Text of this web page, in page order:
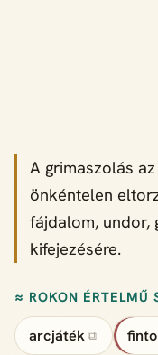
A grimaszolás
önkéntelen
fájdalom, undor,
kifejezésére.
≈ ROKON ÉRTELMŰ
arcjáték ⧉